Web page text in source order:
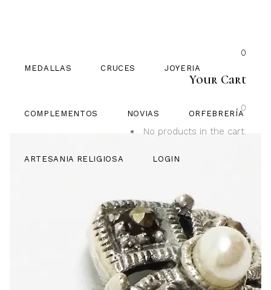
MEDALLAS CRUCES JOYERIA
COMPLEMENTOS NOVIAS ORFEBRERÍA
ARTESANIA RELIGIOSA LOGIN
0
Your Cart
0
No products in the cart.